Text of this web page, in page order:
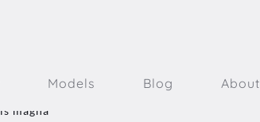
Models Blog About